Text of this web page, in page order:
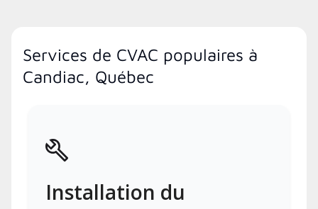
Services de CVAC populaires à
Candiac, Québec
Installation du